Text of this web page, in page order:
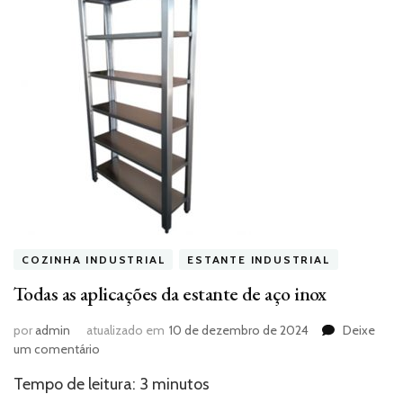
COZINHA INDUSTRIAL ESTANTE INDUSTRIAL
Todas as aplicações da estante de aço inox
poradmin atualizado em 10 de dezembro de 2024
Deixe
um comentário
as
Tempo de leitura: 3 minutos